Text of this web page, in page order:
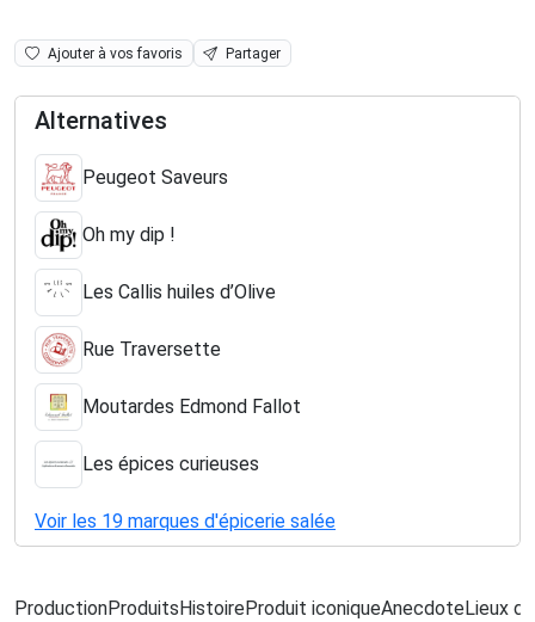
Ajouter à vos favoris Partager
Alternatives
Peugeot Saveurs
Oh my dip !
Les Callis huiles d’Olive
Rue Traversette
Moutardes Edmond Fallot
Les épices curieuses
Voir les 19 marques d'épicerie salée
ProductionProduits HistoireProduit iconiqueAnecdoteLieux